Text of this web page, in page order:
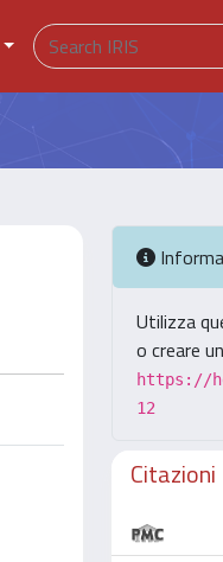
Utilizza
o creare
https://
12
Citazioni